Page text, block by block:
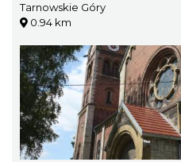
Tarnowskie Góry
0.94 km